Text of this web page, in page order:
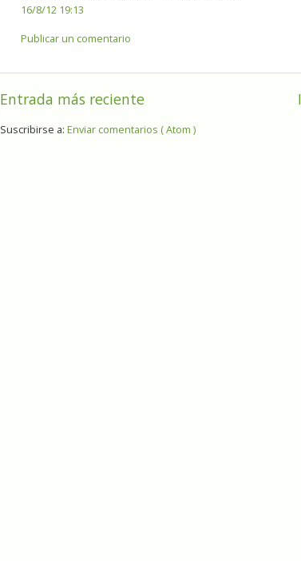
16/8/12 19:13
Publicar un comentario
Entrada más reciente
Suscribirse a: Enviar comentarios ( Atom )